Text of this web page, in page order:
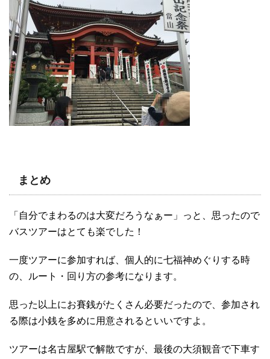
まとめ
「自分でまわるのは大変だろうなぁー」っと、思ったので
バスツアーはとても楽でした！
一度ツアーに参加すれば、個人的に七福神めぐりする時
の、ルート・回り方の参考になります。
思った以上にお賽銭がたくさん必要だったので、参加され
る際は小銭を多めに用意されるといいですよ。
ツアーは名古屋駅で解散ですが、最後の大須観音で下車す